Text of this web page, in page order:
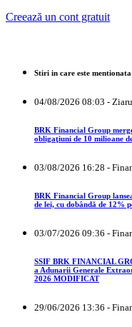
Creează un cont gratuit
Stiri in care este
04/08/2026 08:03 -
BRK Financial Group
obligaţiuni de 10 milioane
03/08/2026 16:28 -
BRK Financial Group
de lei, cu dobândă de 12%
03/07/2026 09:36 -
SSIF BRK FINANCIAL
a Adunarii Generale
2026 MODIFICAT
29/06/2026 13:36 -